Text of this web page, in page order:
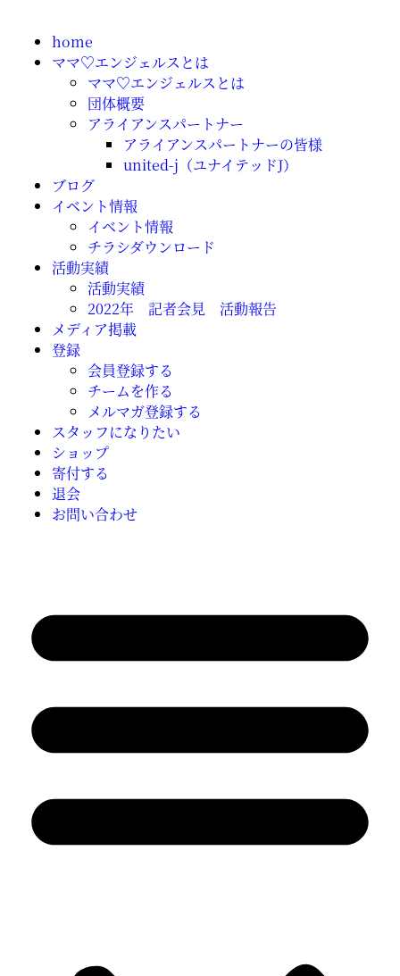
home
ママ♡エンジェルスとは
ママ♡エンジェルスとは
団体概要
アライアンスパートナー
アライアンスパートナーの皆様
united-j（ユナイテッドJ）
ブログ
イベント情報
イベント情報
チラシダウンロード
活動実績
活動実績
2022年 記者会見 活動報告
メディア掲載
登録
会員登録する
チームを作る
メルマガ登録する
スタッフになりたい
ショップ
寄付する
退会
お問い合わせ